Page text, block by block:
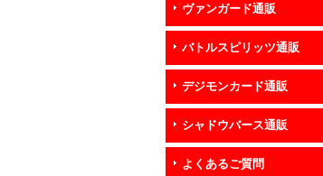
ヴァンガード通販
バトルスピリッツ通販
デジモンカード通販
シャドウバース通販
よくあるご質問